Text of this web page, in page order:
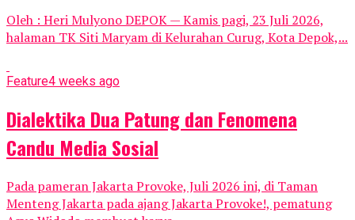
Oleh : Heri Mulyono DEPOK — Kamis pagi, 23 Juli 2026,
halaman TK Siti Maryam di Kelurahan Curug, Kota Depok,...
Feature4 weeks ago
Dialektika Dua Patung dan Fenomena
Candu Media Sosial
Pada pameran Jakarta Provoke, Juli 2026 ini, di Taman
Menteng Jakarta pada ajang Jakarta Provoke!, pematung